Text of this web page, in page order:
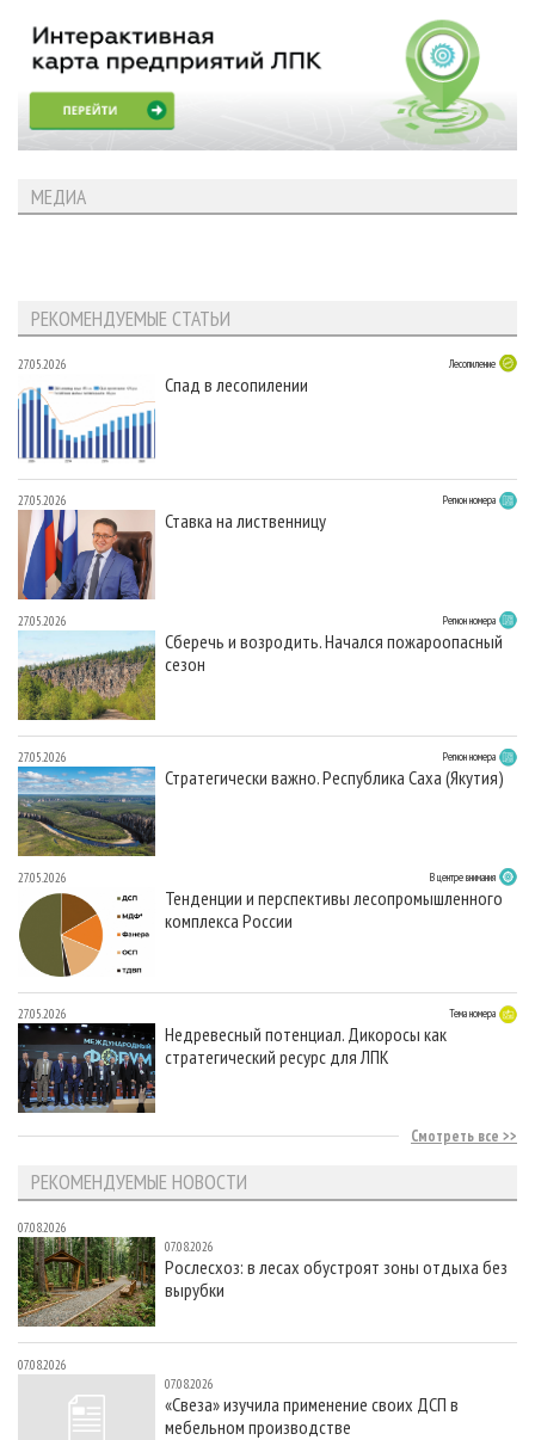
МЕДИА
РЕКОМЕНДУЕМЫЕ СТАТЬИ
27.05.2026 Лесопиление
Спад в лесопилении
27.05.2026 Регион номера
Ставка на лиственницу
27.05.2026 Регион номера
Сберечь и возродить. Начался пожароопасный
сезон
27.05.2026 Регион номера
Стратегически важно. Республика Саха (Якутия)
27.05.2026 В центре внимания
Тенденции и перспективы лесопромышленного
комплекса России
27.05.2026 Тема номера
Недревесный потенциал. Дикоросы как
стратегический ресурс для ЛПК
Смотреть все
РЕКОМЕНДУЕМЫЕ НОВОСТИ
07.08.2026
07.08.2026
Рослесхоз: в лесах обустроят зоны отдыха без
вырубки
07.08.2026
07.08.2026
«Свеза» изучила применение своих ДСП в
мебельном производстве